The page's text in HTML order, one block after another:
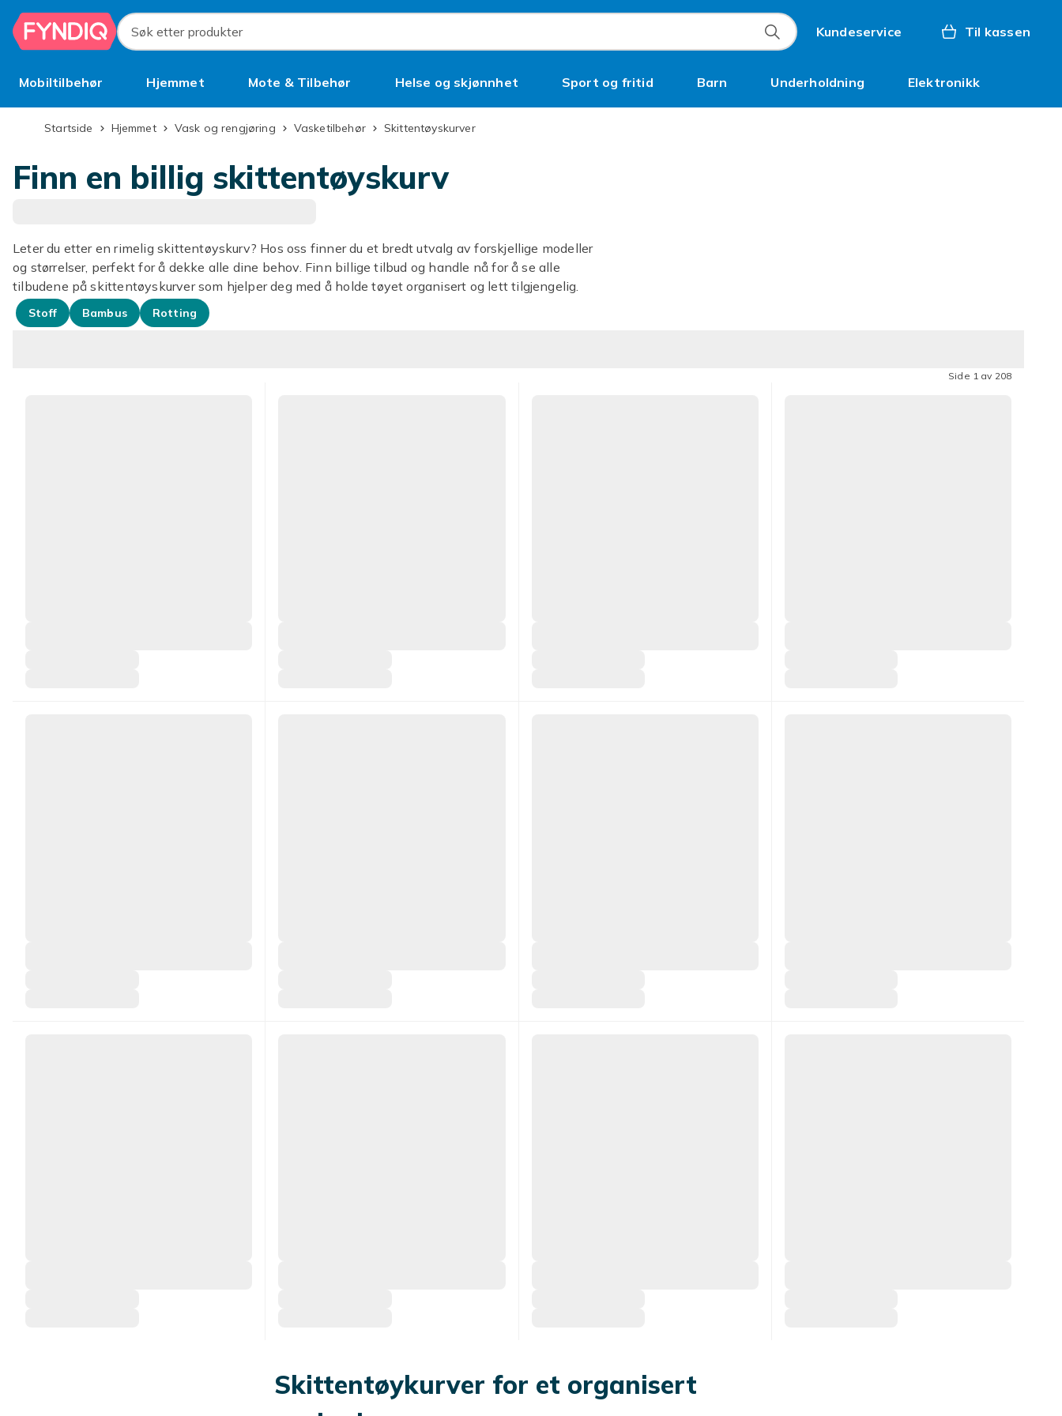
Hopp til hovedinnhold
Søk etter produkter
Kundeservice Til kassen
Mobiltilbehør Hjemmet Mote & Tilbehør Helse og skjønnhet Sport og fritid Barn Underholdning Elektronikk
BruktStartside Hjemmet Vask og rengjøring Vasketilbehør Skittentøyskurver
Finn en billig skittentøyskurv
Leter du etter en rimelig skittentøyskurv? Hos oss finner du et bredt utvalg av forskjellige modeller
og størrelser, perfekt for å dekke alle dine behov. Finn billige tilbud og handle nå for å se alle
tilbudene på skittentøyskurver som hjelper deg med å holde tøyet organisert og lett tilgjengelig.
Stoff Bambus Rotting
Side 1 av 208
Skittentøykurver for et organisert